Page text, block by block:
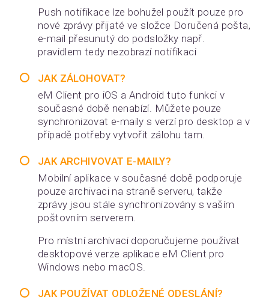
Push notifikace lze bohužel použít pouze pro
nové zprávy přijaté ve složce Doručená pošta,
e-mail přesunutý do podsložky např.
pravidlem tedy nezobrazí notifikaci
JAK ZÁLOHOVAT?
eM Client pro iOS a Android tuto funkci v
současné době nenabízí. Můžete pouze
synchronizovat e-maily s verzí pro desktop a v
případě potřeby vytvořit zálohu tam.
JAK ARCHIVOVAT E-MAILY?
Mobilní aplikace v současné době podporuje
pouze archivaci na straně serveru, takže
zprávy jsou stále synchronizovány s vaším
poštovním serverem.
Pro místní archivaci doporučujeme používat
desktopové verze aplikace eM Client pro
Windows nebo macOS.
JAK POUŽÍVAT ODLOŽENÉ ODESLÁNÍ?